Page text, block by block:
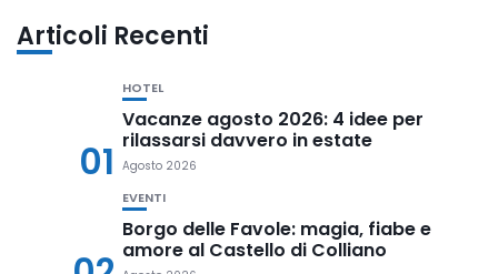
Articoli Recenti
01
HOTEL
Vacanze agosto 2026: 4 idee per
rilassarsi davvero in estate
Agosto 2026
EVENTI
Borgo delle Favole: magia, fiabe e
amore al Castello di Colliano